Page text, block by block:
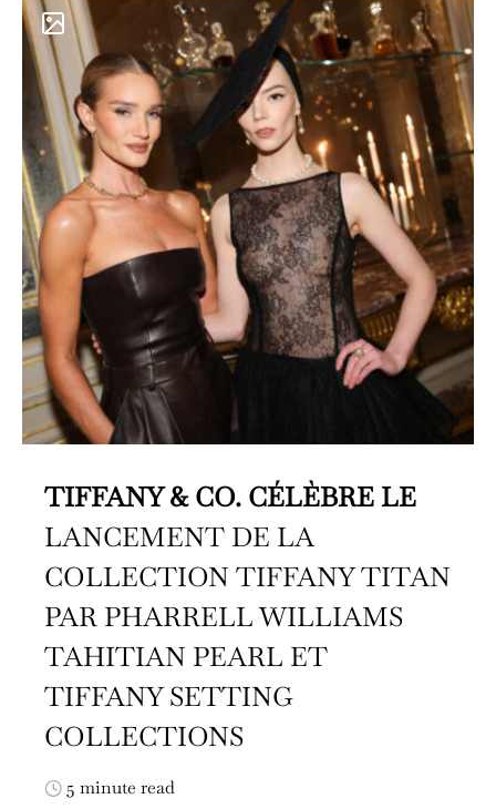
TIFFANY & CO. CÉLÈBRE LE
LANCEMENT DE LA
COLLECTION TIFFANY TITAN
PAR PHARRELL WILLIAMS
TAHITIAN PEARL ET
TIFFANY SETTING
COLLECTIONS
5 minute read